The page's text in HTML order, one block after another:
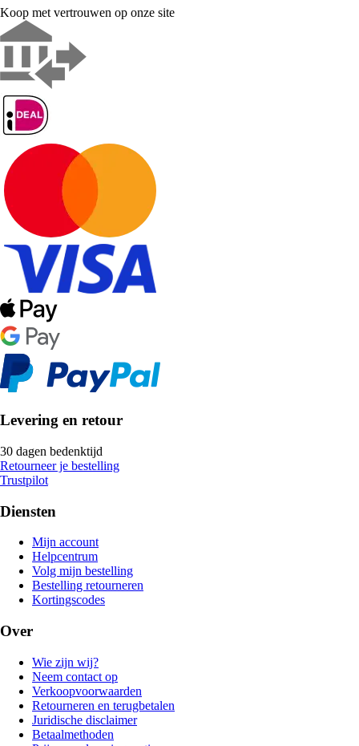
Koop met vertrouwen op onze site
Levering en retour
30 dagen bedenktijd
Retourneer je bestelling
Trustpilot
Diensten
Mijn account
Helpcentrum
Volg mijn bestelling
Bestelling retourneren
Kortingscodes
Over
Wie zijn wij?
Neem contact op
Verkoopvoorwaarden
Retourneren en terugbetalen
Juridische disclaimer
Betaalmethoden